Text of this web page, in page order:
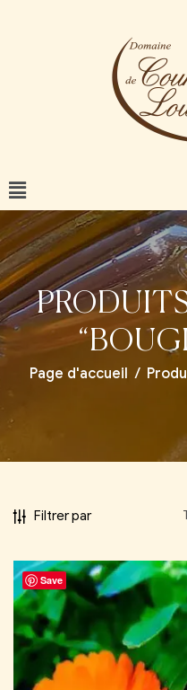
Page d'accueil /
Filtrer par
Save